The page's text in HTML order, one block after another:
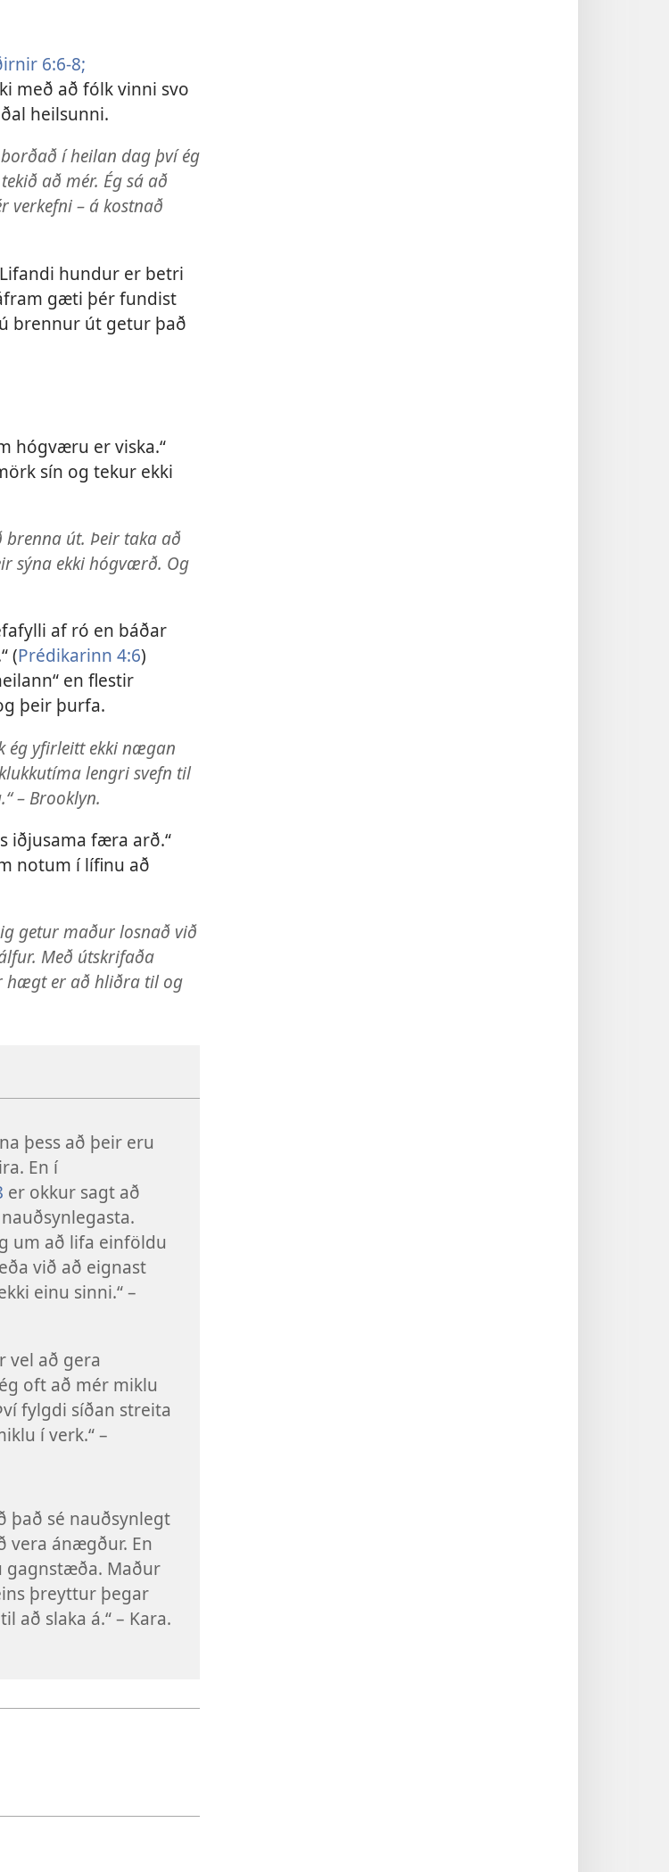
6:6-8;
með að fólk vinni svo
heilsunni.
í heilan dag því ég
að mér. Ég sá að
verkefni – á kostnað
hundur er betri
gæti þér fundist
brennur út getur það
hógværu er viska.“
sín og tekur ekki
brenna út. Þeir taka að
sýna ekki hógværð. Og
af ró en báðar
(Prédikarinn 4:6)
en flestir
þeir þurfa.
ég yfirleitt ekki nægan
lengri svefn til
– Brooklyn.
iðjusama færa arð.“
notum í lífinu að
getur maður losnað við
Með útskrifaða
hægt er að hliðra til og
þess að þeir eru
En í
er okkur sagt að
um að lifa einföldu
við að eignast
einu sinni.“ –
vel að gera
oft að mér miklu
fylgdi síðan streita
í verk.“ –
það sé nauðsynlegt
vera ánægður. En
gagnstæða. Maður
þreyttur þegar
að slaka á.“ – Kara.